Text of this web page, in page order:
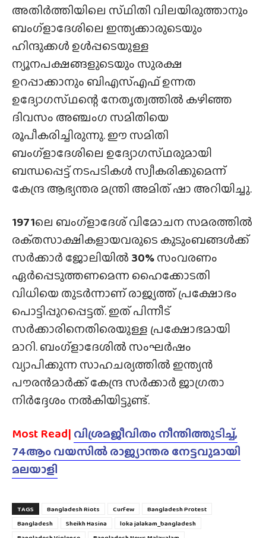
അതിർത്തിയിലെ സ്‌ഥിതി വിലയിരുത്താനും
ബംഗ്ളാദേശിലെ ഇന്ത്യക്കാരുടെയും
ഹിന്ദുക്കൾ ഉൾപ്പടെയുള്ള
ന്യൂനപക്ഷങ്ങളുടെയും സുരക്ഷ
ഉറപ്പാക്കാനും ബിഎസ്എഫ് ഉന്നത
ഉദ്യോഗസ്‌ഥന്റെ നേതൃത്വത്തിൽ കഴിഞ്ഞ
ദിവസം അഞ്ചംഗ സമിതിയെ
രൂപീകരിച്ചിരുന്നു. ഈ സമിതി
ബംഗ്ളാദേശിലെ ഉദ്യോഗസ്‌ഥരുമായി
ബന്ധപ്പെട്ട് നടപടികൾ സ്വീകരിക്കുമെന്ന്
കേന്ദ്ര ആഭ്യന്തര മന്ത്രി അമിത് ഷാ അറിയിച്ചു.
1971ലെ ബംഗ്ളാദേശ് വിമോചന സമരത്തിൽ
രക്‌തസാക്ഷികളായവരുടെ കുടുംബങ്ങൾക്ക്
സർക്കാർ ജോലിയിൽ 30%സംവരണം
ഏർപ്പെടുത്തണമെന്ന ഹൈക്കോടതി
വിധിയെ തുടർന്നാണ് രാജ്യത്ത് പ്രക്ഷോഭം
പൊട്ടിപ്പുറപ്പെട്ടത്. ഇത് പിന്നീട്
സർക്കാരിനെതിരെയുള്ള പ്രക്ഷോഭമായി
മാറി. ബംഗ്ളാദേശിൽ സംഘർഷം
വ്യാപിക്കുന്ന സാഹചര്യത്തിൽ ഇന്ത്യൻ
പൗരൻമാർക്ക് കേന്ദ്ര സർക്കാർ ജാഗ്രതാ
നിർദ്ദേശം നൽകിയിട്ടുണ്ട്.
Most Read| വിശ്രമജീവിതം നീന്തിത്തുടിച്ച്,
74ആം വയസിൽ രാജ്യാന്തര നേട്ടവുമായി
മലയാളി
TAGS Bangladesh Riots Curfew
Bangladesh Protest
Bangladesh
Sheikh Hasina
loka jalakam_bangladesh